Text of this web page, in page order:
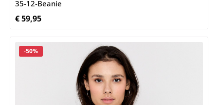
35-12-Beanie
Normale prijs:
€ 59,95
Korting
-50%